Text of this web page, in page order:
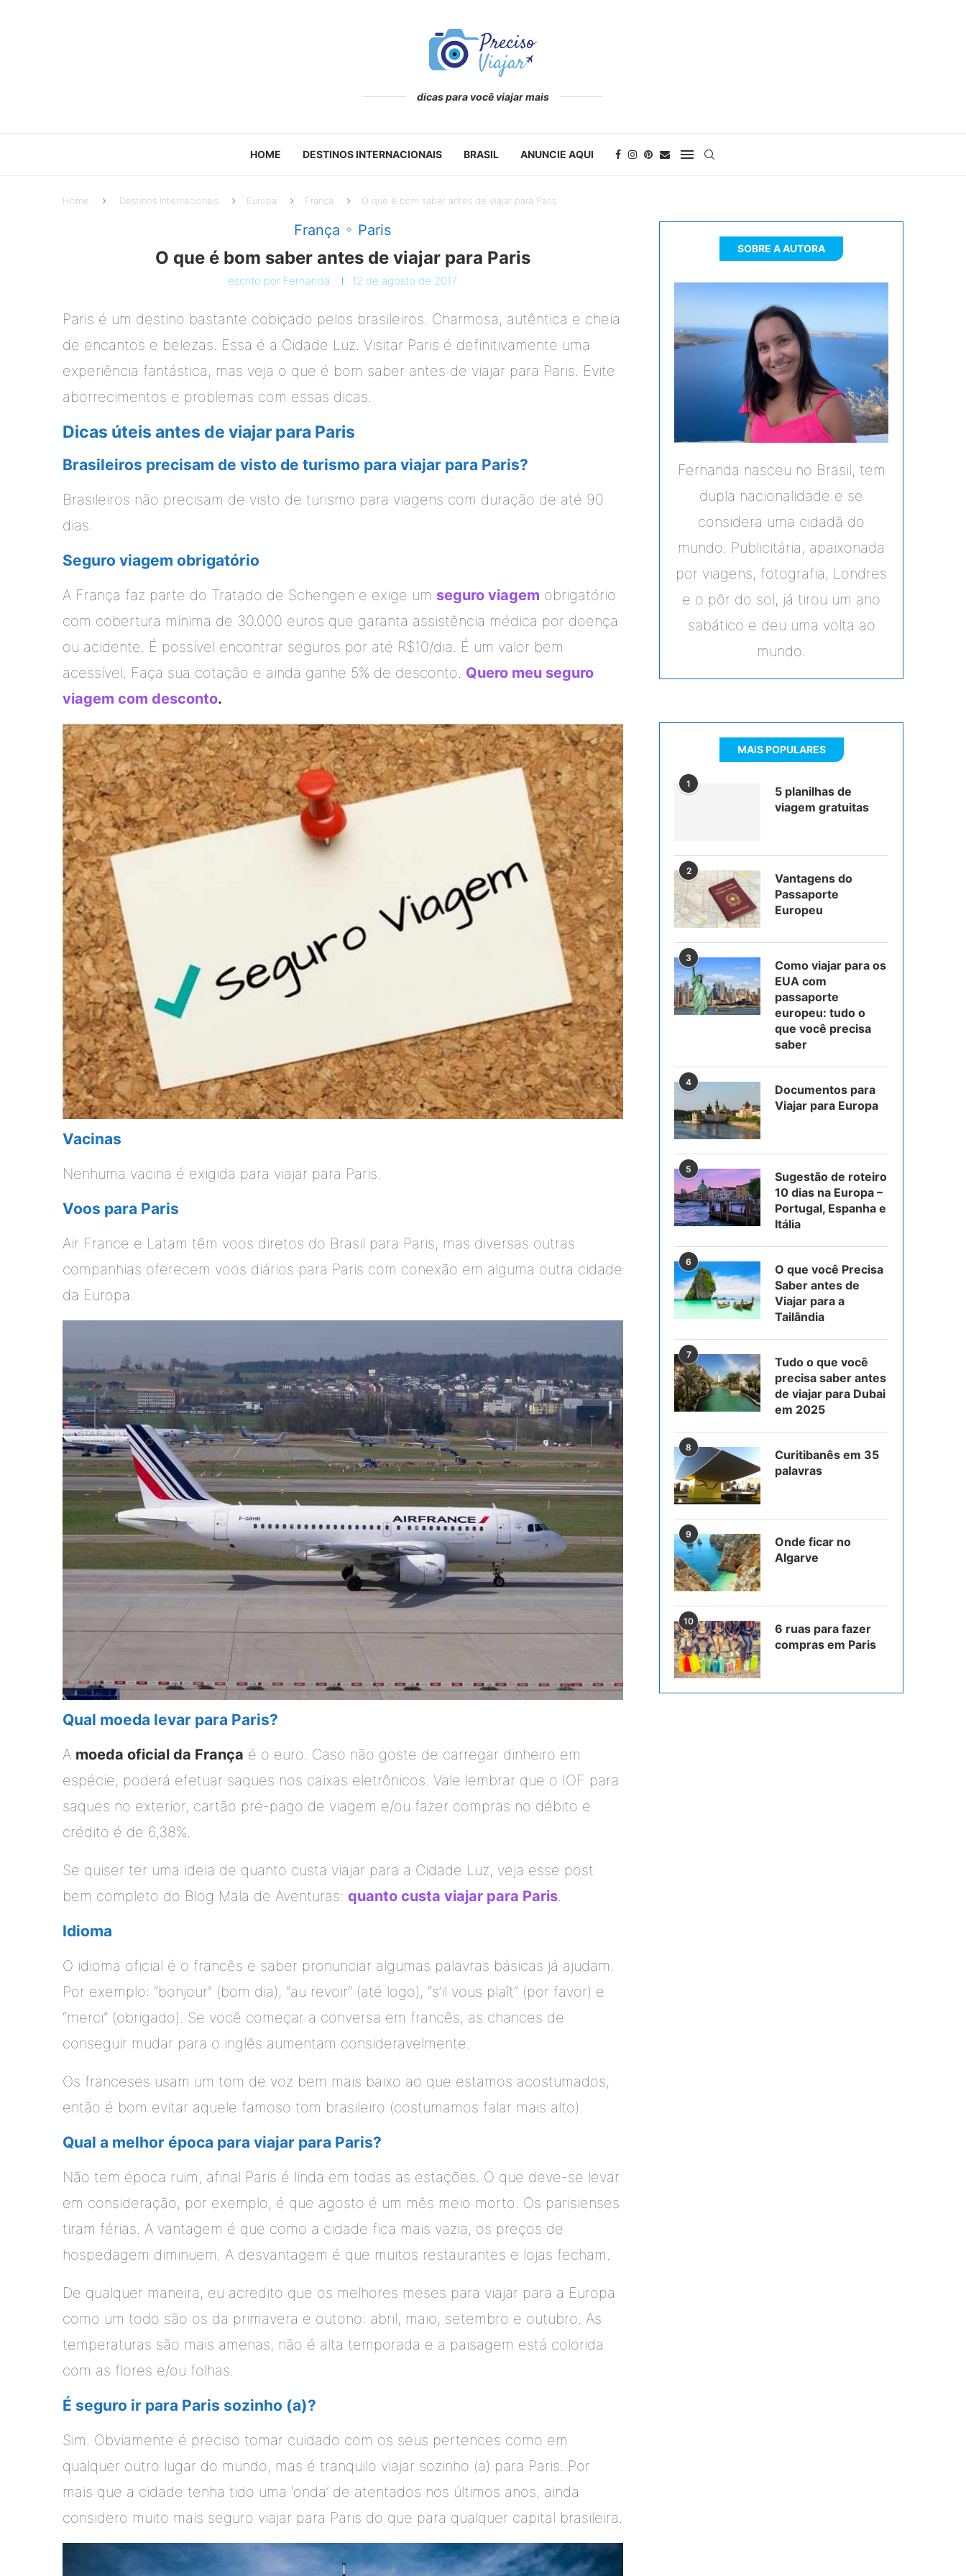
dicas para você viajar mais
HOME DESTINOS INTERNACIONAIS BRASIL ANUNCIE AQUI
Home Destinos Internacionais Europa França O que é bom saber antes de viajar para Paris
França Paris
O que é bom saber antes de viajar para Paris
escrito por Fernanda 12 de agosto de 2017
Paris é um destino bastante cobiçado pelos brasileiros. Charmosa, autêntica e cheia
de encantos e belezas. Essa é a Cidade Luz. Visitar Paris é definitivamente uma
experiência fantástica, mas veja o que é bom saber antes de viajar para Paris. Evite
aborrecimentos e problemas com essas dicas.
Dicas úteis antes de viajar para Paris
Brasileiros precisam de visto de turismo para viajar para Paris?
Brasileiros não precisam de visto de turismo para viagens com duração de até 90
dias.
Seguro viagem obrigatório
A França faz parte do Tratado de Schengen e exige um seguro viagem obrigatório
com cobertura mínima de 30.000 euros que garanta assistência médica por doença
ou acidente. É possível encontrar seguros por até R$10/dia. É um valor bem
acessível. Faça sua cotação e ainda ganhe 5% de desconto. Quero meu seguro
viagem com desconto.
Vacinas
Nenhuma vacina é exigida para viajar para Paris.
Voos para Paris
Air France e Latam têm voos diretos do Brasil para Paris, mas diversas outras
companhias oferecem voos diários para Paris com conexão em alguma outra cidade
da Europa.
Qual moeda levar para Paris?
A moeda oficial da França é o euro. Caso não goste de carregar dinheiro em
espécie, poderá efetuar saques nos caixas eletrônicos. Vale lembrar que o IOF para
saques no exterior, cartão pré-pago de viagem e/ou fazer compras no débito e
crédito é de 6,38%.
Se quiser ter uma ideia de quanto custa viajar para a Cidade Luz, veja esse post
bem completo do Blog Mala de Aventuras: quanto custa viajar para Paris.
Idioma
O idioma oficial é o francês e saber pronunciar algumas palavras básicas já ajudam.
Por exemplo: “bonjour” (bom dia), “au revoir” (até logo), “s’il vous plaît” (por favor) e
“merci” (obrigado). Se você começar a conversa em francês, as chances de
conseguir mudar para o inglês aumentam consideravelmente.
Os franceses usam um tom de voz bem mais baixo ao que estamos acostumados,
então é bom evitar aquele famoso tom brasileiro (costumamos falar mais alto).
Qual a melhor época para viajar para Paris?
Não tem época ruim, afinal Paris é linda em todas as estações. O que deve-se levar
em consideração, por exemplo, é que agosto é um mês meio morto. Os parisienses
tiram férias. A vantagem é que como a cidade fica mais vazia, os preços de
hospedagem diminuem. A desvantagem é que muitos restaurantes e lojas fecham.
De qualquer maneira, eu acredito que os melhores meses para viajar para a Europa
como um todo são os da primavera e outono: abril, maio, setembro e outubro. As
temperaturas são mais amenas, não é alta temporada e a paisagem está colorida
com as flores e/ou folhas.
É seguro ir para Paris sozinho (a)?
Sim. Obviamente é preciso tomar cuidado com os seus pertences como em
qualquer outro lugar do mundo, mas é tranquilo viajar sozinho (a) para Paris. Por
mais que a cidade tenha tido uma ‘onda’ de atentados nos últimos anos, ainda
considero muito mais seguro viajar para Paris do que para qualquer capital brasileira.
SOBRE A AUTORA
Fernanda nasceu no Brasil, tem
dupla nacionalidade e se
considera uma cidadã do
mundo. Publicitária, apaixonada
por viagens, fotografia, Londres
e o pôr do sol, já tirou um ano
sabático e deu uma volta ao
mundo.
MAIS POPULARES
1
5 planilhas de
viagem gratuitas
2
Vantagens do
Passaporte
Europeu
3
Como viajar para os
EUA com
passaporte
europeu: tudo o
que você precisa
saber
4
Documentos para
Viajar para Europa
5
Sugestão de roteiro
10 dias na Europa –
Portugal, Espanha e
Itália
6
O que você Precisa
Saber antes de
Viajar para a
Tailândia
7
Tudo o que você
precisa saber antes
de viajar para Dubai
em 2025
8
Curitibanês em 35
palavras
9
Onde ficar no
Algarve
10
6 ruas para fazer
compras em Paris